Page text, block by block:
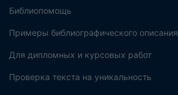
Библиопомощь
Примеры библиографического описания
Для дипломных и курсовых работ
Проверка текста на уникальность